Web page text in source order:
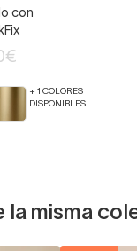
con
+ 1 COLORES
DISPONIBLES
la misma